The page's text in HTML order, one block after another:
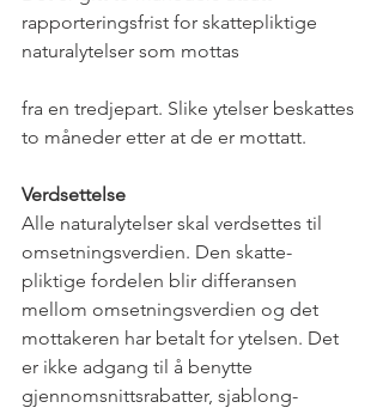
rapporteringsfrist for skattepliktige
naturalytelser som mottas
fra en tredjepart. Slike ytelser beskattes
to måneder etter at de er mottatt.
Verdsettelse
Alle naturalytelser skal verdsettes til
omsetningsverdien. Den skatte-
pliktige fordelen blir differansen
mellom omsetningsverdien og det
mottakeren har betalt for ytelsen. Det
er ikke adgang til å benytte
gjennomsnittsrabatter, sjablong-